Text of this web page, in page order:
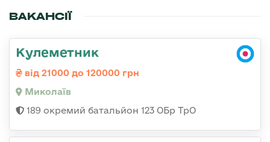
ВАКАНСІЇ
Кулеметник
від 21000 до 120000 грн
Миколаїв
189 окремий батальйон 123 ОБр ТрО